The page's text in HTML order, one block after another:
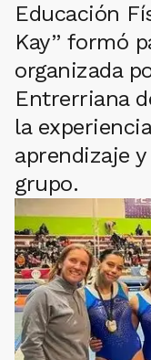
Educación
Kay” formó
organizada
Entrerriana
la
aprendizaje
grupo.